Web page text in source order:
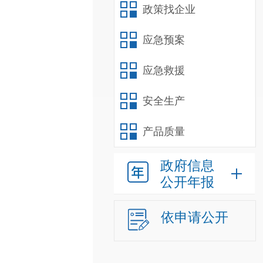
政策找企业
应急预案
应急救援
安全生产
产品质量
政府信息
公开年报
依申请公开